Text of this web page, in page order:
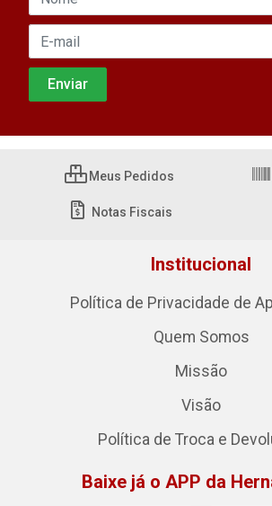
Meus Pedidos
Notas Fiscais
Institucional
Política de Privacidade de
Quem Somos
Missão
Visão
Política de Troca e
Baixe já o APP da